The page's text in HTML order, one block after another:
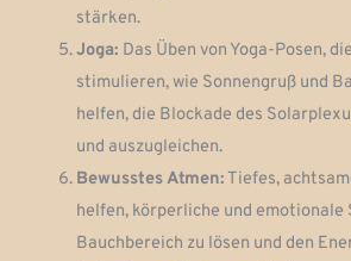
stärken.
Joga: Das Üben von Yoga-Posen,
stimulieren, wie Sonnengruß und
helfen, die Blockade des
und auszugleichen.
Bewusstes Atmen:Tiefes,
helfen, körperliche und emotionale
Bauchbereich zu lösen und den